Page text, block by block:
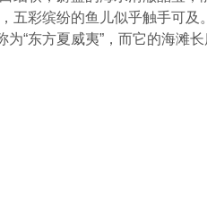
五彩缤纷的鱼儿似乎触手可及
“东方夏威夷”，而它的海滩